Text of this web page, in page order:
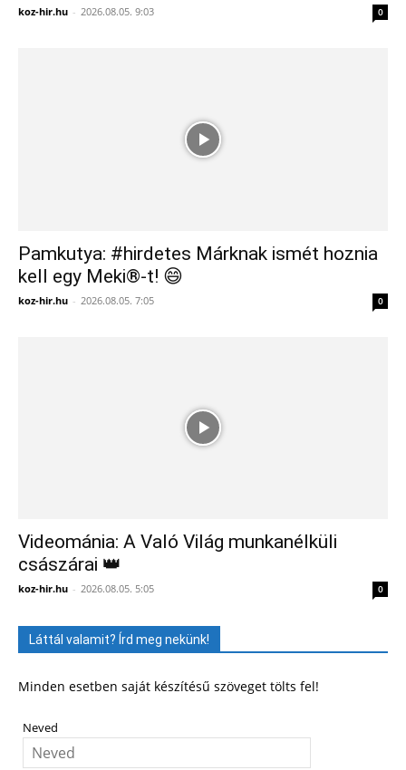
koz-hir.hu - 2026.08.05. 9:03 0
Pamkutya: #hirdetes Márknak ismét hoznia
kell egy Meki®-t! 😄
koz-hir.hu - 2026.08.05. 7:05 0
Videománia: A Való Világ munkanélküli
császárai 👑
koz-hir.hu - 2026.08.05. 5:05 0
Láttál valamit? Írd meg nekünk!
Minden esetben saját készítésű szöveget tölts fel!
Neved